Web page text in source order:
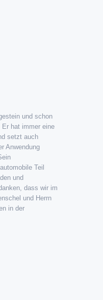
und schon
hat immer eine
setzt auch
Anwendung
Teil
und
dass wir im
und Herrn
in der